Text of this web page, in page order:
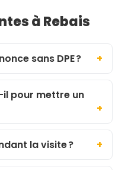
à Rebais
sans DPE ?
pour mettre un
la visite ?